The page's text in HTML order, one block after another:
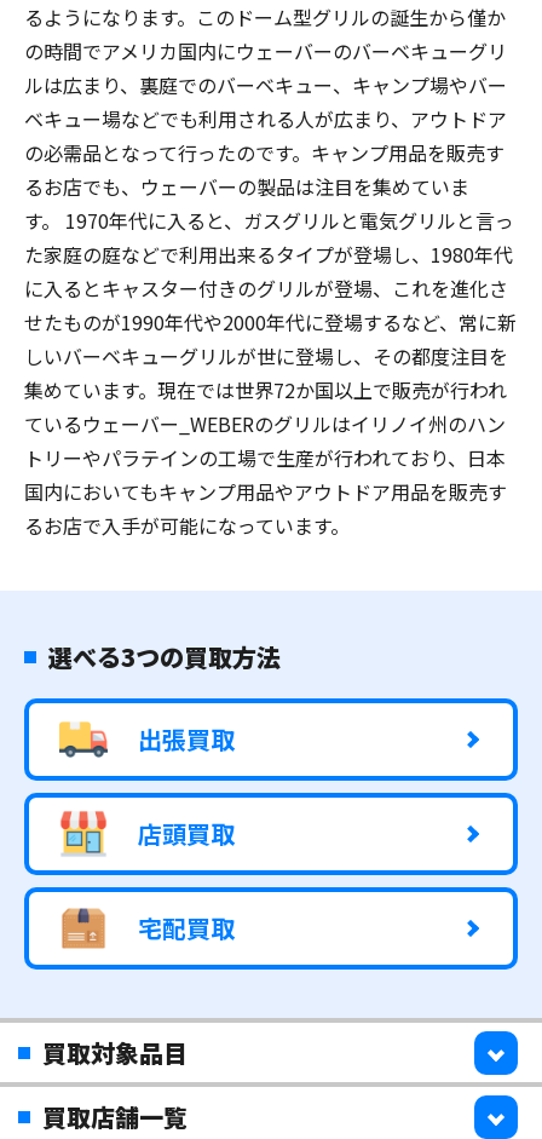
るようになります。このドーム型グリルの誕生から僅か
の時間でアメリカ国内にウェーバーのバーベキューグリ
ルは広まり、裏庭でのバーベキュー、キャンプ場やバー
ベキュー場などでも利用される人が広まり、アウトドア
の必需品となって行ったのです。キャンプ用品を販売す
るお店でも、ウェーバーの製品は注目を集めていま
す。 1970年代に入ると、ガスグリルと電気グリルと言っ
た家庭の庭などで利用出来るタイプが登場し、1980年代
に入るとキャスター付きのグリルが登場、これを進化さ
せたものが1990年代や2000年代に登場するなど、常に新
しいバーベキューグリルが世に登場し、その都度注目を
集めています。現在では世界72か国以上で販売が行われ
ているウェーバー_WEBERのグリルはイリノイ州のハン
トリーやパラテインの工場で生産が行われており、日本
国内においてもキャンプ用品やアウトドア用品を販売す
るお店で入手が可能になっています。
選べる3つの買取方法
出張買取
店頭買取
宅配買取
買取対象品目
買取店舗一覧